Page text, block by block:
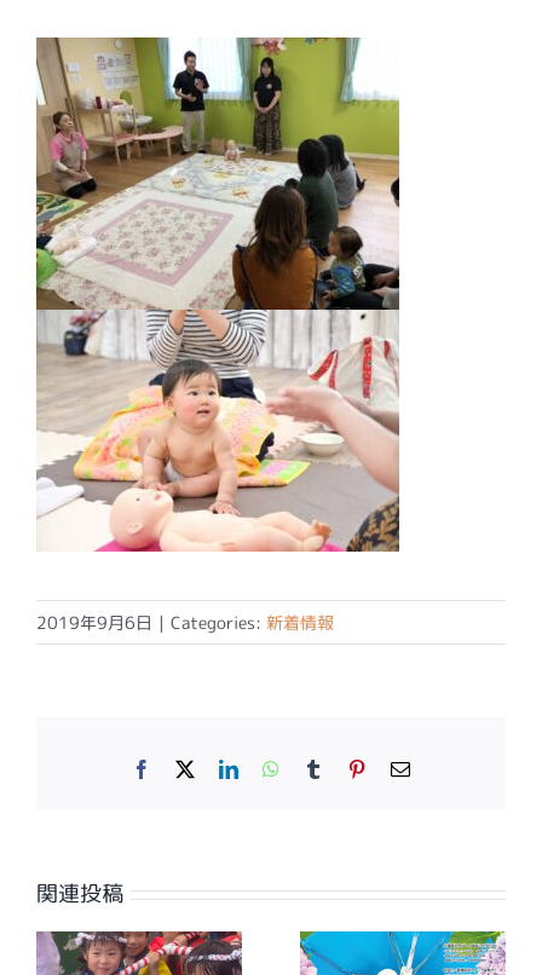
2019年9月6日 | Categories: 新着情報
Facebook LinkedInWhatsApp
Tumblr Pinterest
電
関連投稿